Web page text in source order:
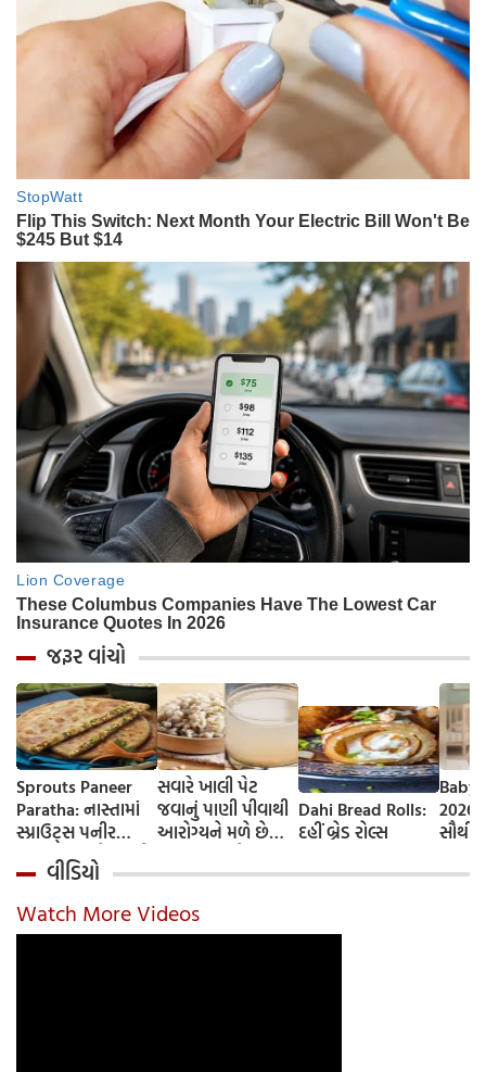
જરૂર વાંચો
Sprouts Paneer
Paratha: નાસ્તામાં
સ્પ્રાઉટ્સ પનીર
પરાઠા બનાવો, તમને
પ્રોટીનનો ડબલ ડોઝ
મળશે
સવારે ખાલી પેટ
જવાનું પાણી પીવાથી
આરોગ્યને મળે છે
જાણીએ તેના ફાયદા
અને ઉપયોગ કરવાની
યોગ્ય રીત
Dahi Bread Rolls:
દહીં બ્રેડ રોલ્સ
Baby
વીડિયો
Watch More Videos